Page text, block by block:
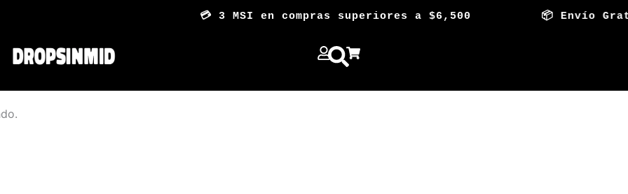
💳 3 MSI en compras superiores a $6,500 📦 Envío